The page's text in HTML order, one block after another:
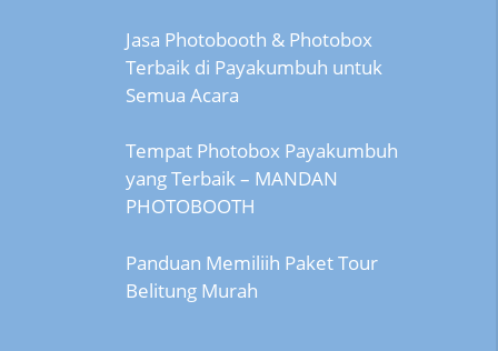
Jasa Photobooth & Photobox
Terbaik di Payakumbuh untuk
Semua Acara
Tempat Photobox Payakumbuh
yang Terbaik – MANDAN
PHOTOBOOTH
Panduan Memiliih Paket Tour
Belitung Murah